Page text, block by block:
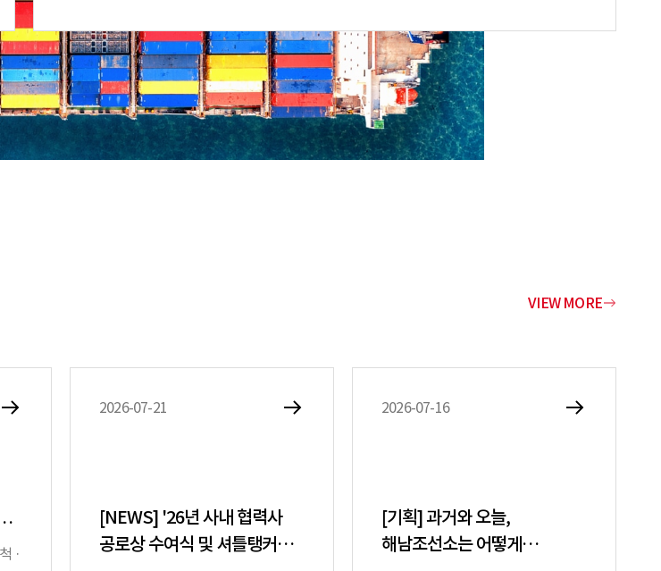
VIEW MORE
2026-07-21
[NEWS] '26년 사내 협력사
공로상 수여식 및 셔틀탱커
2026-07-16
[기획] 과거와 오늘,
해남조선소는 어떻게